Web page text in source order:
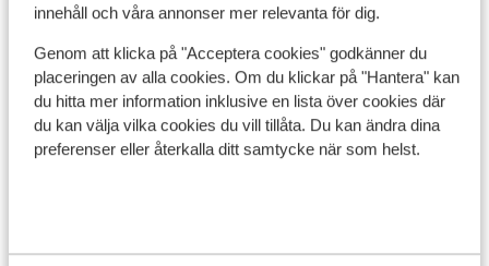
innehåll och våra annonser mer relevanta för dig.
Genom att klicka på "Acceptera cookies" godkänner du
placeringen av alla cookies. Om du klickar på "Hantera" kan
du hitta mer information inklusive en lista över cookies där
du kan välja vilka cookies du vill tillåta. Du kan ändra dina
preferenser eller återkalla ditt samtycke när som helst.
Smakfullt och lyxigt boende
Toppläge! Precis vid skidliften och direkt i
pisterna
Fördjupa dig i lyx i hotellets wellness-avdelning
Sön 4 Apr. - Sön 11 Apr.
Inga måltider 2 person
pris per person från
14 004:-